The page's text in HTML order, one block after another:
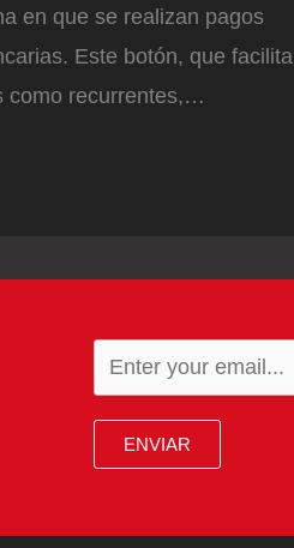
en que se realizan pagos
Este botón, que facilita
como recurrentes,…
ENVIAR